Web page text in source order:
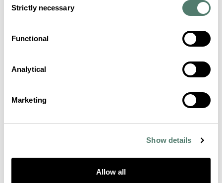
Selection
Strictly necessary
Functional
Analytical
Marketing
Show details
Allow all